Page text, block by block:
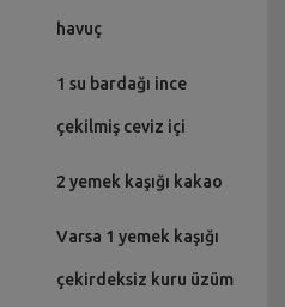
havuç
1 su bardağı ince
çekilmiş ceviz içi
2 yemek kaşığı kakao
Varsa 1 yemek kaşığı
çekirdeksiz kuru üzüm